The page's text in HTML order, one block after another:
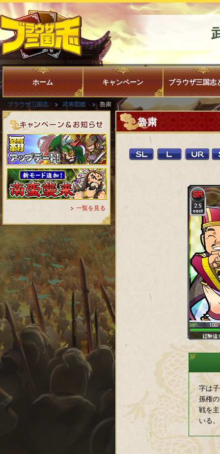
ホーム キャンペーン ブラウザ三国志
ブラウザ三国志 武将図鑑 魯粛
一覧を見る
魯粛
字は
孫権
戦を
いる